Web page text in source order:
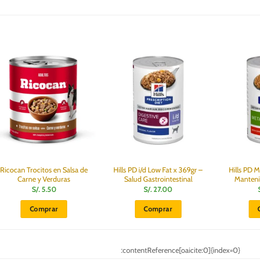
Ricocan Trocitos en Salsa de
Carne y Verduras
S/. 5.50
Comprar
Hills PD i/d Low Fat x 369gr –
Salud Gastrointestinal
S/.27.00
Comprar
Hills PD
:contentReference[oaicite:0]{index=0}